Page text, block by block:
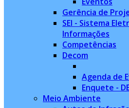
Gerência de
SEI - Sistema
Informações
Competências
Decom
Agenda de
Enquete -
Meio Ambiente